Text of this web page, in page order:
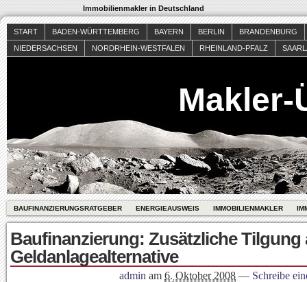
Immobilienmakler in Deutschland
START BADEN-WÜRTTEMBERG BAYERN BERLIN
BRANDENBURG
NIEDERSACHSEN
NORDRHEIN-WESTFALEN RHEINLAND-PFALZ
Makler-
BAUFINANZIERUNGSRATGEBER ENERGIEAUSWEIS IMMOBILIENMAKLER
Baufinanzierung: Zusätzliche Tilgung
Geldanlagealternative
admin am 6. Oktober 2008 — Schreibe